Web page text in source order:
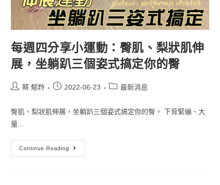
每週四分享小運動：臀肌、梨狀肌伸
展，坐躺趴三個姿式搞定你的臀
蔡 郁羚 2022-06-23 最新消息
臀肌、梨狀肌伸展，坐躺趴三個姿式搞定你的臀。 下背緊繃、大
量...
Continue Reading